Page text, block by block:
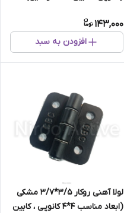
143,000
افزودن به سبد
لولا آهنی روکار 3/5*3/7 مشکی
(ابعاد مناسب 4*4 کانوپی ، کابین